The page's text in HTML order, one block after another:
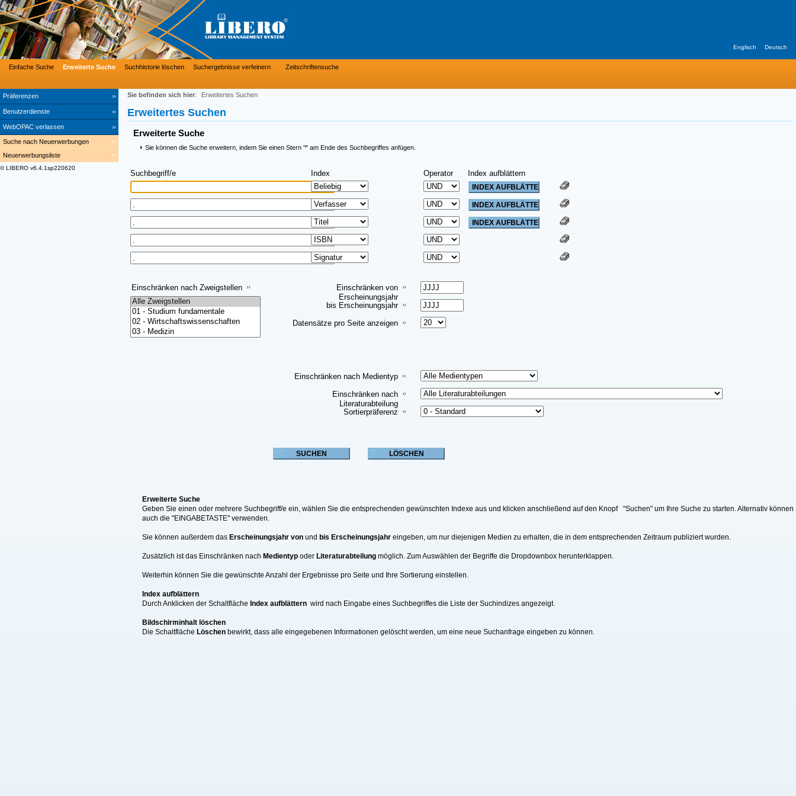
Präferenzen
Benutzerdienste
WebOPAC verlassen
Einfache Suche Erweiterte Suche Suchhistorie löschen Suchergebnisse verfeinern Zeitschriftensuche
Englisch Deutsch
Suche nach Neuerwerbungen
Neuerwerbungsliste
© LIBERO v6.4.1sp220620
Sie befinden sich hier: Erweitertes Suchen
Erweitertes Suchen
Erweiterte Suche
Sie können die Suche erweitern, indem Sie einen Stern '*' am Ende des Suchbegriffes anfügen.
Suchbegriff/e Index Operator Index aufblättern
Einschränken von
Erscheinungsjahr
bis Erscheinungsjahr
Datensätze pro Seite anzeigen
Einschränken nach Zweigstellen
Einschränken nach Medientyp
Einschränken nach
Literaturabteilung
Sortierpräferenz
Erweiterte Suche
Geben Sie einen oder mehrere Suchbegriff/e ein, wählen Sie die entsprechenden gewünschten Indexe aus und klicken anschließend auf den Knopf "Suchen" um Ihre Suche zu starten. Alternativ können
auch die "EINGABETASTE" verwenden.
Sie können außerdem das Erscheinungsjahr von und bis Erscheinungsjahr eingeben, um nur diejenigen Medien zu erhalten, die in dem entsprechenden Zeitraum publiziert wurden.
Zusätzlich ist das Einschränken nach Medientyp oder Literaturabteilung möglich. Zum Auswählen der Begriffe die Dropdownbox herunterklappen.
Weiterhin können Sie die gewünschte Anzahl der Ergebnisse pro Seite und Ihre Sortierung einstellen.
Index aufblättern
Durch Anklicken der Schaltfläche Index aufblättern wird nach Eingabe eines Suchbegriffes die Liste der Suchindizes angezeigt.
Bildschirminhalt löschen
Die Schaltfläche Löschen bewirkt, dass alle eingegebenen Informationen gelöscht werden, um eine neue Suchanfrage eingeben zu können.